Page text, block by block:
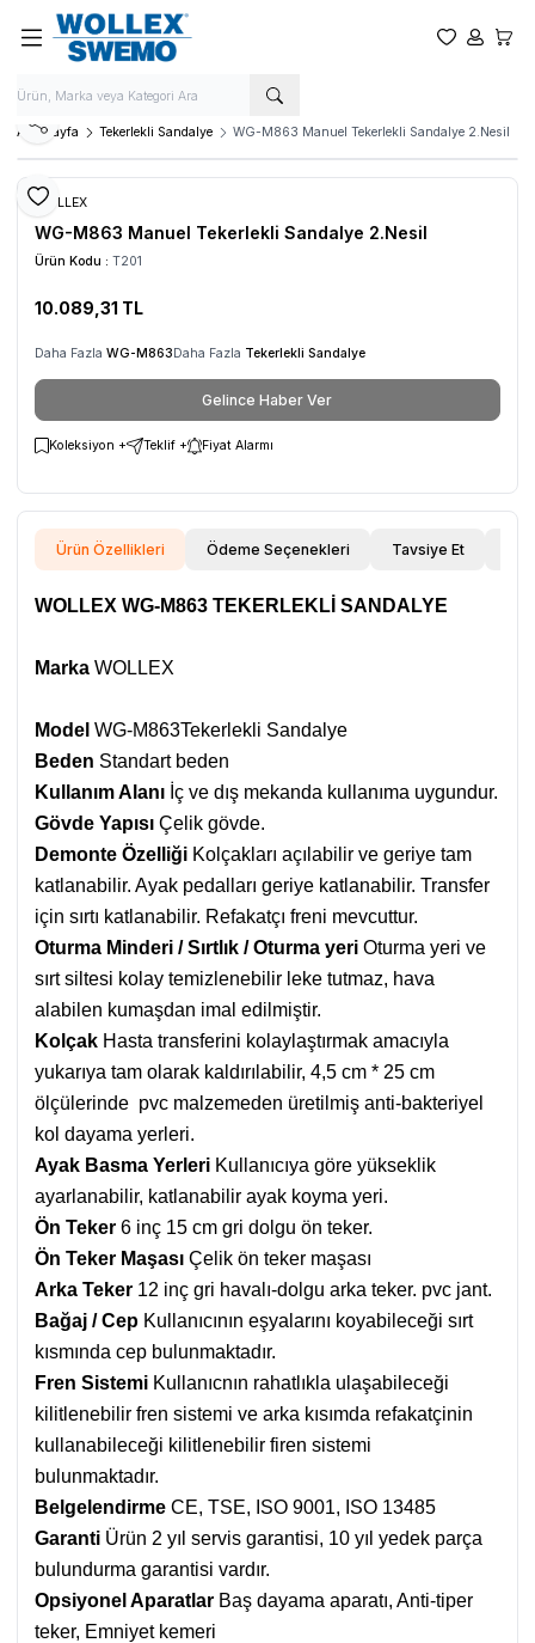
Favorilerim
Hesabım
Ana Sayfa Tekerlekli Sandalye WG-M863 Manuel Tekerlekli Sandalye 2.Nesil
Favoriye Ekle
Paylaş
WOLLEX
WG-M863 Manuel Tekerlekli Sandalye 2.Nesil
Ürün Kodu : T201
10.089,31 TL
Daha Fazla WG-M863Daha Fazla Tekerlekli Sandalye
Gelince Haber Ver
Koleksiyon + Teklif + Fiyat Alarmı
Ürün Özellikleri Ödeme Seçenekleri Tavsiye Et
WOLLEX WG-M863 TEKERLEKLİ SANDALYE
Marka WOLLEX
Model WG-M863Tekerlekli Sandalye
Beden Standart beden
Kullanım Alanı İç ve dış mekanda kullanıma uygundur.
Gövde Yapısı Çelik gövde.
Demonte Özelliği Kolçakları açılabilir ve geriye tam
katlanabilir. Ayak pedalları geriye katlanabilir. Transfer
için sırtı katlanabilir. Refakatçı freni mevcuttur.
Oturma Minderi / Sırtlık / Oturma yeri Oturma yeri ve
sırt siltesi kolay temizlenebilir leke tutmaz, hava
alabilen kumaşdan imal edilmiştir.
Kolçak Hasta transferini kolaylaştırmak amacıyla
yukarıya tam olarak kaldırılabilir, 4,5 cm * 25 cm
ölçülerinde pvc malzemeden üretilmiş anti-bakteriyel
kol dayama yerleri.
Ayak Basma Yerleri Kullanıcıya göre yükseklik
ayarlanabilir, katlanabilir ayak koyma yeri.
Ön Teker 6 inç 15 cm gri dolgu ön teker.
Ön Teker Maşası Çelik ön teker maşası
Arka Teker 12 inç gri havalı-dolgu arka teker. pvc jant.
Bağaj / Cep Kullanıcının eşyalarını koyabileceği sırt
kısmında cep bulunmaktadır.
Fren Sistemi Kullanıcnın rahatlıkla ulaşabileceği
kilitlenebilir fren sistemi ve arka kısımda refakatçinin
kullanabileceği kilitlenebilir firen sistemi
bulunmaktadır.
Belgelendirme CE, TSE, ISO 9001, ISO 13485
Garanti Ürün 2 yıl servis garantisi, 10 yıl yedek parça
bulundurma garantisi vardır.
Opsiyonel Aparatlar Baş dayama aparatı, Anti-tiper
teker, Emniyet kemeri